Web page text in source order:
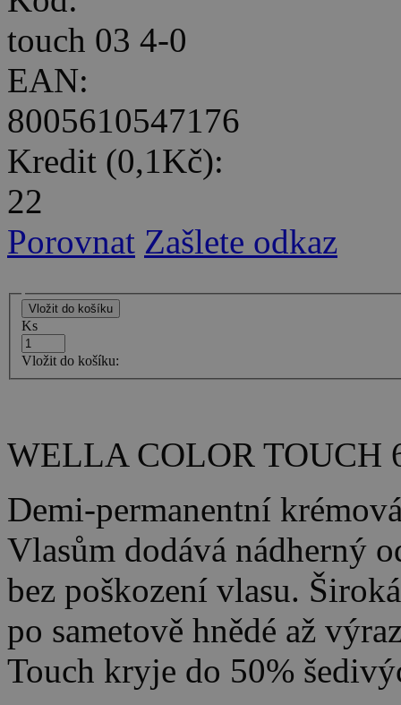
touch 03 4-0
EAN:
8005610547176
Kredit (0,1Kč):
22
Porovnat Zašlete odkaz
Ks
Vložit do košíku:
WELLA COLOR TOUCH
Demi-permanentní
Vlasům dodává nádherný
bez poškození vlasu.
po sametově hnědé až
Touch kryje do 50%